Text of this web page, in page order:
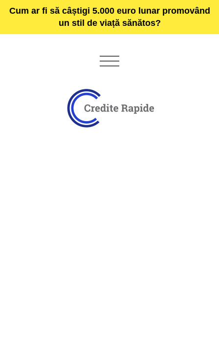
Cum ar fi să câștigi 5.000 euro lunar promovând
un stil de viață sănătos?